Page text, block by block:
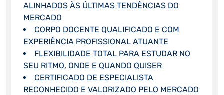
ALINHADOS ÀS ÚLTIMAS TENDÊNCIAS DO
MERCADO
CORPO DOCENTE QUALIFICADO E COM
EXPERIÊNCIA PROFISSIONAL ATUANTE
FLEXIBILIDADE TOTAL PARA ESTUDAR NO
SEU RITMO, ONDE E QUANDO QUISER
CERTIFICADO DE ESPECIALISTA
RECONHECIDO E VALORIZADO PELO MERCADO